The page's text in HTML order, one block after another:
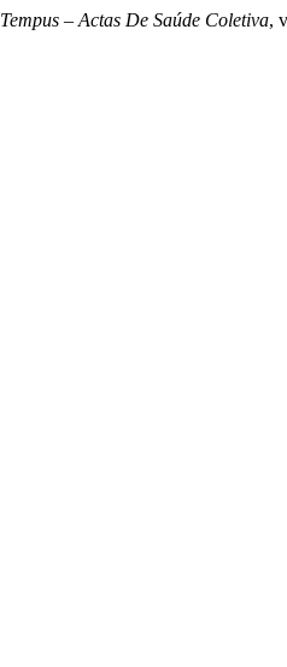
Tempus – Actas De Saúde Coletiva,